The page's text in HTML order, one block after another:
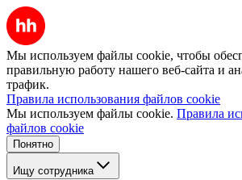
Мы используем файлы cookie, чтобы
правильную работу нашего веб-сайта и
трафик.
Правила использования файлов cookie
Мы используем файлы cookie. Правила
файлов cookie
Понятно
Ищу сотрудника